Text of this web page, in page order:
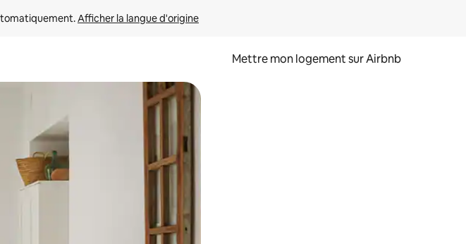
Afficher la langue d'origine
Mettre mon logement sur Airbnb